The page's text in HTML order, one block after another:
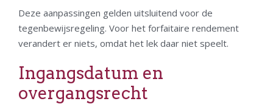
Deze aanpassingen gelden uitsluitend voor de
tegenbewijsregeling. Voor het forfaitaire rendement
verandert er niets, omdat het lek daar niet speelt.
Ingangsdatum en
overgangsrecht